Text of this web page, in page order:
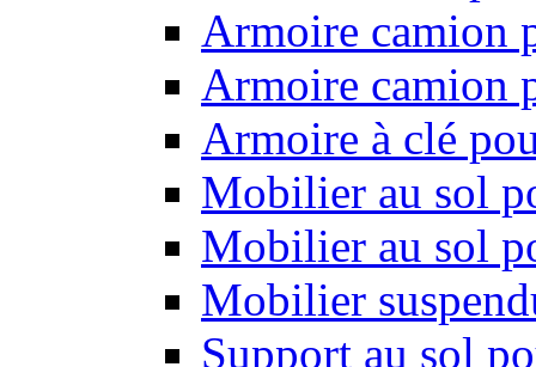
Armoire camion
Armoire camion
Armoire à clé
Mobilier au sol
Mobilier au sol
Mobilier
Support au sol